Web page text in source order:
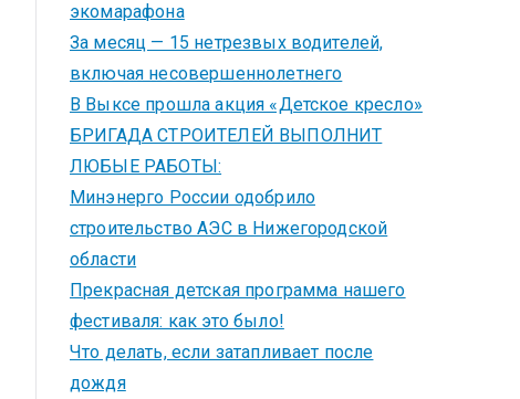
экомарафона
За месяц — 15 нетрезвых водителей,
включая несовершеннолетнего
В Выксе прошла акция «Детское кресло»
БРИГАДА СТРОИТЕЛЕЙ ВЫПОЛНИТ
ЛЮБЫЕ РАБОТЫ:
Минэнерго России одобрило
строительство АЭС в Нижегородской
области
Прекрасная детская программа нашего
фестиваля: как это было!
Что делать, если затапливает после
дождя